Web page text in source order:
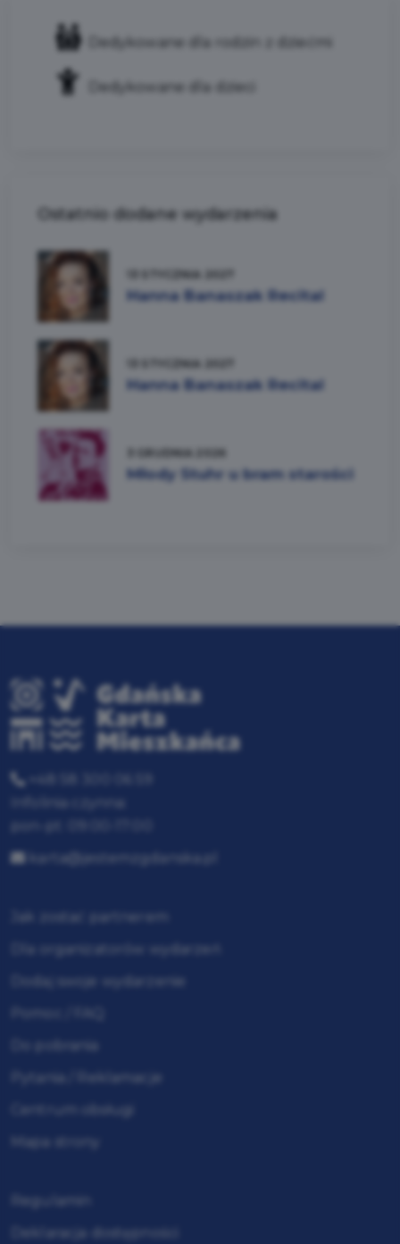
Dedykowane dla rodzin z dziećmi
Dedykowane dla dzieci
Ostatnio dodane wydarzenia
Hanna Banaszak Recital
Hanna Banaszak Recital
Młody Stuhr u bram starości
+48 58 300 06 59
Infolinia czynna:
karta@jestemzgdanska.pl
Jak zostać partnerem
Dla organizatorów wydarzeń
Dodaj swoje wydarzenie
Do pobrania
Pytania / Reklamacje
Centrum obsługi
Mapa strony
Regulamin
Deklaracja dostępności